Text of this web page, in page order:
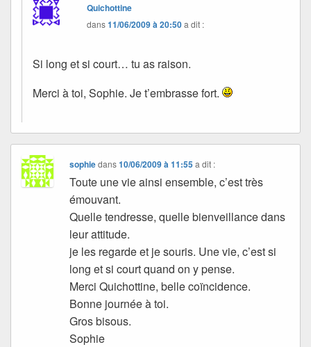
Quichottine
dans11/06/2009 à 20:50a dit :
Si long et si court… tu as raison.
Merci à toi, Sophie. Je t’embrasse fort.
sophiedans10/06/2009 à 11:55 a dit :
Toute une vie ainsi ensemble, c’est très
émouvant.
Quelle tendresse, quelle bienveillance dans
leur attitude.
je les regarde et je souris. Une vie, c’est si
long et si court quand on y pense.
Merci Quichottine, belle coïncidence.
Bonne journée à toi.
Gros bisous.
Sophie